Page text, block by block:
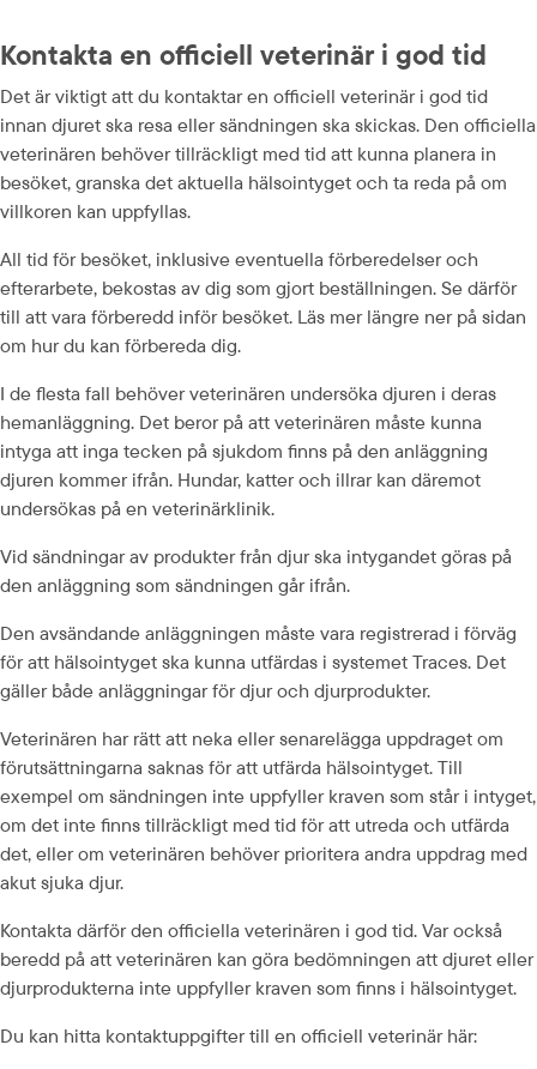
Kontakta en officiell veterinär i god tid
Det är viktigt att du kontaktar en officiell veterinär i god tid
innan djuret ska resa eller sändningen ska skickas. Den officiella
veterinären behöver tillräckligt med tid att kunna planera in
besöket, granska det aktuella hälsointyget och ta reda på om
villkoren kan uppfyllas.
All tid för besöket, inklusive eventuella förberedelser och
efterarbete, bekostas av dig som gjort beställningen. Se därför
till att vara förberedd inför besöket. Läs mer längre ner på sidan
om hur du kan förbereda dig.
I de flesta fall behöver veterinären undersöka djuren i deras
hemanläggning. Det beror på att veterinären måste kunna
intyga att inga tecken på sjukdom finns på den anläggning
djuren kommer ifrån. Hundar, katter och illrar kan däremot
undersökas på en veterinärklinik.
Vid sändningar av produkter från djur ska intygandet göras på
den anläggning som sändningen går ifrån.
Den avsändande anläggningen måste vara registrerad i förväg
för att hälsointyget ska kunna utfärdas i systemet Traces. Det
gäller både anläggningar för djur och djurprodukter.
Veterinären har rätt att neka eller senarelägga uppdraget om
förutsättningarna saknas för att utfärda hälsointyget. Till
exempel om sändningen inte uppfyller kraven som står i intyget,
om det inte finns tillräckligt med tid för att utreda och utfärda
det, eller om veterinären behöver prioritera andra uppdrag med
akut sjuka djur.
Kontakta därför den officiella veterinären i god tid. Var också
beredd på att veterinären kan göra bedömningen att djuret eller
djurprodukterna inte uppfyller kraven som finns i hälsointyget.
Du kan hitta kontaktuppgifter till en officiell veterinär här: